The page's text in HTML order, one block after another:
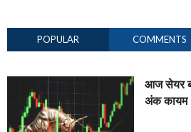
POPULAR COMMENTS
आज सेयर
अंक कायम